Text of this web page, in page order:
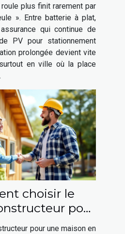
plus finit rarement par
». Entre batterie à plat,
qui continue de
PV pour stationnement
prolongée devient vite
en ville où la place
choisir le
pour
en bois ?
pour une maison en